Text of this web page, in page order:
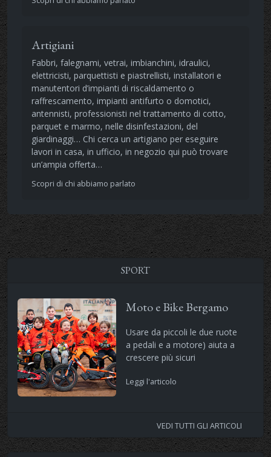
Artigiani
Fabbri, falegnami, vetrai, imbianchini, idraulici,
elettricisti, parquettisti e piastrellisti, installatori e
manutentori d’impianti di riscaldamento o
raffrescamento, impianti antifurto o domotici,
antennisti, professionisti nel trattamento di cotto,
parquet e marmo, nelle disinfestazioni, del
giardinaggi… Chi cerca un artigiano per eseguire
lavori in casa, in ufficio, in negozio qui può trovare
un’ampia offerta…
Scopri di chi abbiamo parlato
SPORT
Moto e Bike Bergamo
Usare da piccoli le due ruote
a pedali e a motore) aiuta a
crescere più sicuri
Leggi l'articolo
VEDI TUTTI GLI ARTICOLI